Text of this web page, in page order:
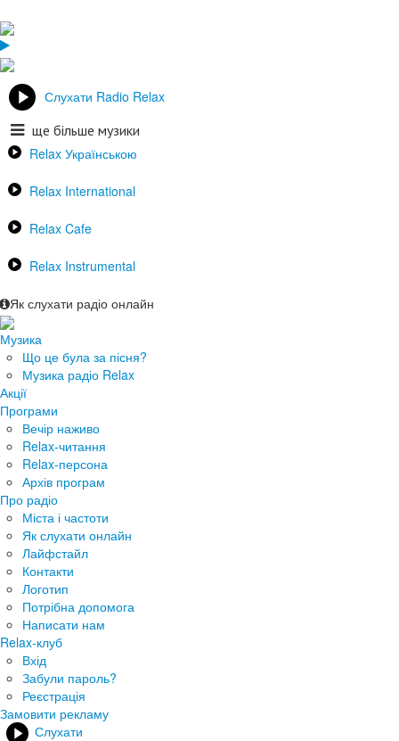
Слухати Radio Relax
ще більше музики
Relax Українською
Relax International
Relax Cafe
Relax Instrumental
Як слухати радіо онлайн
Музика
Що це була за пісня?
Музика радіо Relax
Акції
Програми
Вечір наживо
Relax-читання
Relax-персона
Архів програм
Про радіо
Міста і частоти
Як слухати онлайн
Лайфстайл
Контакти
Логотип
Потрібна допомога
Написати нам
Relax-клуб
Вхід
Забули пароль?
Реєстрація
Замовити рекламу
Слухати